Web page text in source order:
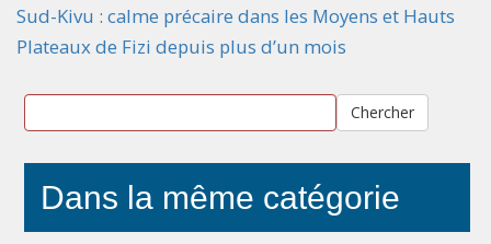
Sud-Kivu : calme précaire dans les Moyens et Hauts
Plateaux de Fizi depuis plus d’un mois
Chercher
Dans la même catégorie